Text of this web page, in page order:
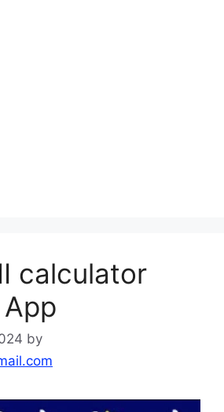
calculator
by